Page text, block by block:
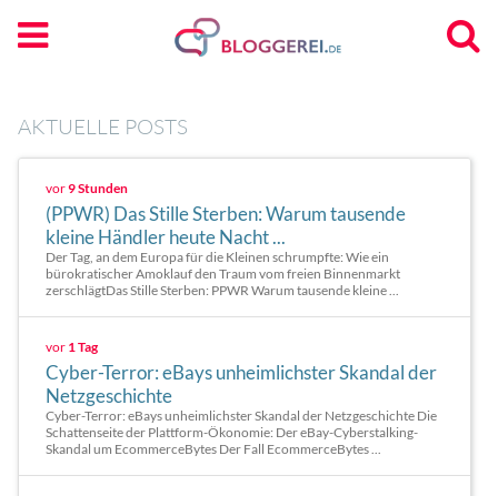
AKTUELLE POSTS
vor9 Stunden
(PPWR) Das Stille Sterben: Warum tausende
kleine Händler heute Nacht ...
Der Tag, an dem Europa für die Kleinen schrumpfte: Wie ein
bürokratischer Amoklauf den Traum vom freien Binnenmarkt
zerschlägtDas Stille Sterben: PPWR Warum tausende kleine ...
vor 1 Tag
Cyber-Terror: eBays unheimlichster Skandal der
Netzgeschichte
Cyber-Terror: eBays unheimlichster Skandal der Netzgeschichte Die
Schattenseite der Plattform-Ökonomie: Der eBay-Cyberstalking-
Skandal um EcommerceBytes Der Fall EcommerceBytes ...